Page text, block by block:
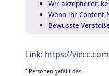
Wir akzeptieren
Wenn ihr Content
Bewusste
Link: https://
3 Personen gefällt das.